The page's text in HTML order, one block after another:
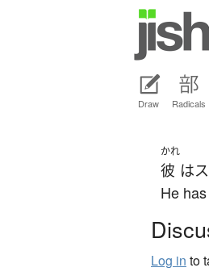
Draw Radicals
かれ
彼 は
He
Log in to